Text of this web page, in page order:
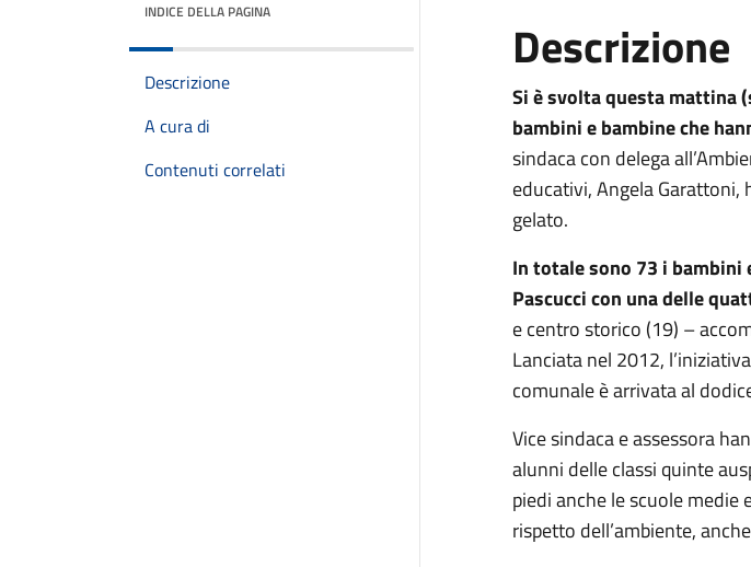
INDICE DELLA PAGINA
Descrizione
A cura di
Contenuti correlati
Descrizione
Si è svolta questa mattina
bambini e bambine che
sindaca con delega
educativi, Angela
gelato.
In totale sono 73 i bambini
Pascucci con una delle
e centro storico (19) –
Lanciata nel 2012,
comunale è arrivata al
Vice sindaca e assessora
alunni delle classi quinte
piedi anche le scuole
rispetto dell’ambiente,